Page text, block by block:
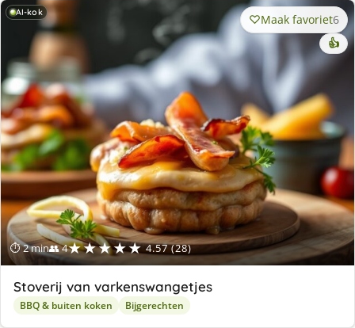
AI-kok
⏱ 2 min👥 4★★★★★ 4.57 (28)
Maak favoriet6
👍
Stoverij van varkenswangetjes
BBQ & buiten koken Bijgerechten